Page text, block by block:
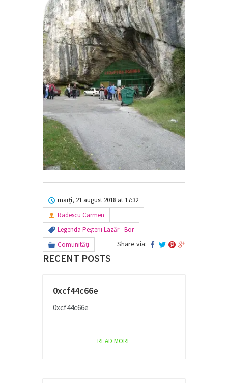
marți, 21 august 2018 at 17:32
Radescu Carmen
Legenda Peșterii Lazăr - Bor
Comunități
Share via:
RECENT POSTS
0xcf44c66e
0xcf44c66e
READ MORE